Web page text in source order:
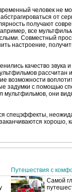
человек не
от
получают
все
Совместный
настроение,
качество звука
рассчитан
возможности
задумки с помощью
мультфильмов, они
спецэффекты,
хорошо,
Путешествия с
Самой